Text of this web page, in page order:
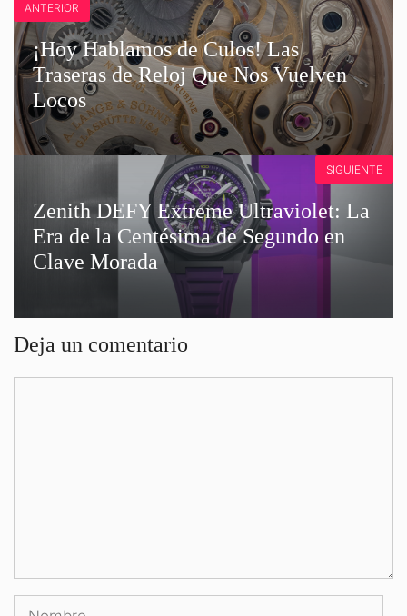
ANTERIOR
¡Hoy Hablamos de Culos! Las
Traseras de Reloj Que Nos Vuelven
Locos
Zenith DEFY Extreme Ultraviolet: La
Era de la Centésima de Segundo en
Clave Morada
SIGUIENTE
Deja un comentario
Nombre